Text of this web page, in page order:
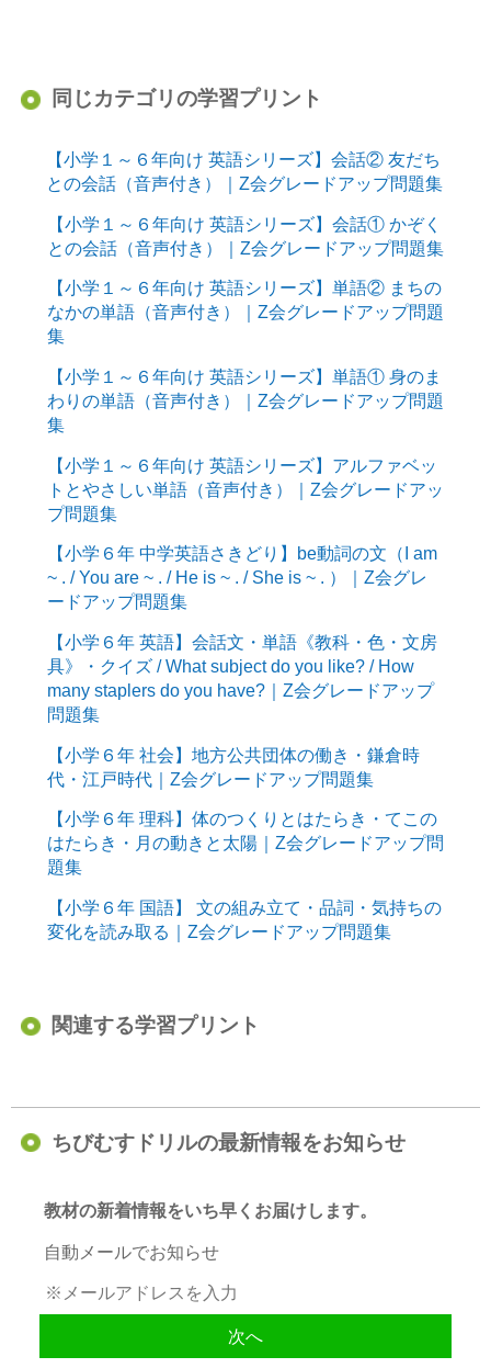
同じカテゴリの学習プリント
【小学１～６年向け 英語シリーズ】会話② 友だち
との会話（音声付き）｜Z会グレードアップ問題集
【小学１～６年向け 英語シリーズ】会話① かぞく
との会話（音声付き）｜Z会グレードアップ問題集
【小学１～６年向け 英語シリーズ】単語② まちの
なかの単語（音声付き）｜Z会グレードアップ問題
集
【小学１～６年向け 英語シリーズ】単語① 身のま
わりの単語（音声付き）｜Z会グレードアップ問題
集
【小学１～６年向け 英語シリーズ】アルファベッ
トとやさしい単語（音声付き）｜Z会グレードアッ
プ問題集
【小学６年 中学英語さきどり】be動詞の文（I am
~ . / You are ~ . / He is ~ . / She is ~ . ）｜Z会グレ
ードアップ問題集
【小学６年 英語】会話文・単語《教科・色・文房
具》・クイズ / What subject do you like? / How
many staplers do you have?｜Z会グレードアップ
問題集
【小学６年 社会】地方公共団体の働き・鎌倉時
代・江戸時代｜Z会グレードアップ問題集
【小学６年 理科】体のつくりとはたらき・てこの
はたらき・月の動きと太陽｜Z会グレードアップ問
題集
【小学６年 国語】 文の組み立て・品詞・気持ちの
変化を読み取る｜Z会グレードアップ問題集
関連する学習プリント
ちびむすドリルの最新情報をお知らせ
教材の新着情報をいち早くお届けします。
自動メールでお知らせ